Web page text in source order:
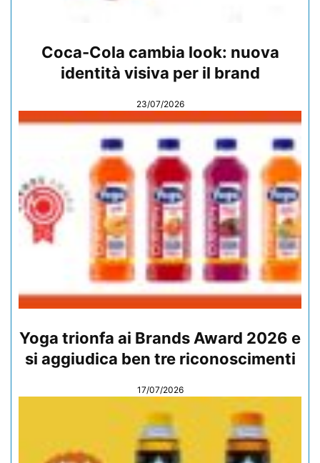
Coca-Cola cambia look: nuova
identità visiva per il brand
23/07/2026
Yoga trionfa ai Brands Award 2026 e
si aggiudica ben tre riconoscimenti
17/07/2026